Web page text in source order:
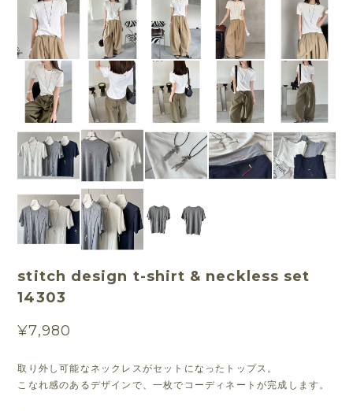
stitch design t-shirt & neckless set
14303
¥7,980
取り外し可能なネックレスがセットになったトップス。
こなれ感のあるデザインで、一枚でコーディネートが完成します。